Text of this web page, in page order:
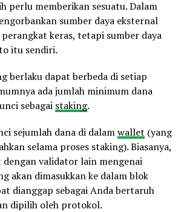
perlu memberikan sesuatu. Dalam
sumber daya eksternal
keras, tetapi sumber daya
itu sendiri.
berlaku dapat berbeda di setiap
ada jumlah minimum dana
sebagai staking.
sejumlah dana di dalamwallet (yang
selama proses staking). Biasanya,
dengan validator lain mengenai
akan dimasukkan ke dalam blok
dianggap sebagai Anda bertaruh
dipilih oleh protokol.